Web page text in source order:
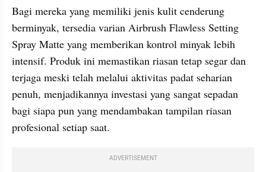
Bagi mereka yang memiliki jenis kulit cenderung
berminyak, tersedia varian Airbrush Flawless Setting
Spray Matte yang memberikan kontrol minyak lebih
intensif. Produk ini memastikan riasan tetap segar dan
terjaga meski telah melalui aktivitas padat seharian
penuh, menjadikannya investasi yang sangat sepadan
bagi siapa pun yang mendambakan tampilan riasan
profesional setiap saat.
ADVERTISEMENT